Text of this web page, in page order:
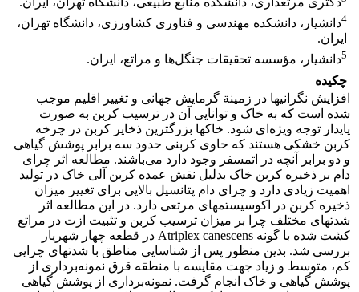
4دانشیار، دانشکده مهندسی و فناوری کشاورزی، دانشگاه تهران،
ایران.
5دانشیار، مؤسسه تحقیقات جنگل‌ها و مراتع، ایران.
چکیده
افزایش نگرانی‏‏‏ها در زمینة گرمایش جهانی و تغییر اقلیم موجب
شده است که به خاک و توانایی آن در ترسیب کربن به صورت
پایدار توجه ویژه‌ای شود. خاک‏ها بزرگترین ذخایر کربن در چرخه
کربن خشکی هستند که حاوی کربنی حدود سه برابر پوشش گیاهی
و دو برابر آنچه در اتمسفر وجود دارد می‌باشند. مطالعه اثر چرای
دام بر ذخیره کربن خاک بدلیل نقش عمده کربن آلی خاک در تولید
اهمیت زیادی دارد و چرای دام پتانسیل بالایی برای تغییر میزان
ذخیره کربن در اکوسیستم‏های مرتعی دارد. در این مطالعه اثر
شدت‏های مختلف چرا بر میزان ترسیب کربن و تثبیت ازت در مراتع
کشت شده با گونه Atriplex canescens در قطعه چهار شهریار
بررسی شد. بدین منظور پس از شناسایی مناطق با شدت‏های چرایی
کم، متوسط و زیاد جهت مقایسه با منطقه قرق نمونه‌برداری از
پوشش گیاهی و خاک انجام گرفت. نمونه‌برداری از پوشش گیاهی